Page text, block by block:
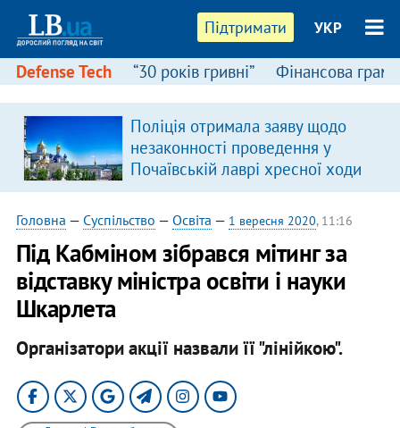
Підтримати УКР
Defense Tech “30 років гривні” Фінансова
Поліція отримала заяву щодо
незаконності проведення у
Почаївській лаврі хресної ходи
Головна — Суспільство — Освіта — 1 вересня 2020, 11:16
Під Кабміном зібрався мітинг за
відставку міністра освіти і науки
Шкарлета
Організатори акції назвали її "лінійкою".